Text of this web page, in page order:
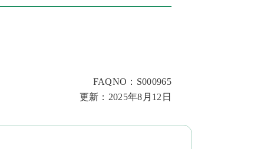
FAQNO：S000965
更新：2025年8月12日